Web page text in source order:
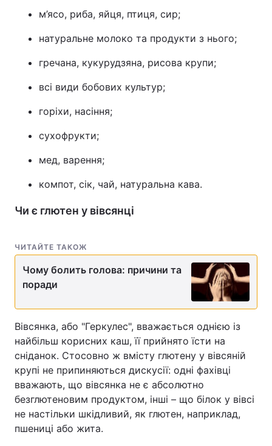
м’ясо, риба, яйця, птиця, сир;
натуральне молоко та продукти з нього;
гречана, кукурудзяна, рисова крупи;
всі види бобових культур;
горіхи, насіння;
сухофрукти;
мед, варення;
компот, сік, чай, натуральна кава.
Чи є глютен у вівсянці
ЧИТАЙТЕ ТАКОЖ
Чому болить голова: причини та
поради
Вівсянка, або "Геркулес", вважається однією із
найбільш корисних каш, її прийнято їсти на
сніданок. Стосовно ж вмісту глютену у вівсяній
крупі не припиняються дискусії: одні фахівці
вважають, що вівсянка не є абсолютно
безглютеновим продуктом, інші – що білок у вівсі
не настільки шкідливий, як глютен, наприклад,
пшениці або жита.